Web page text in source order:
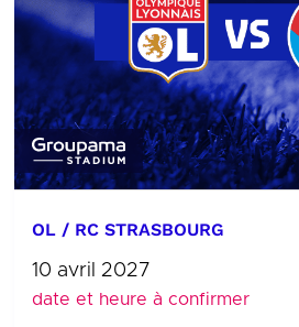
OL / RC STRASBOURG
10 avril 2027
date et heure à confirmer